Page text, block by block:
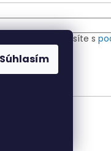
Súhlasím
e-mailu súhlasíte s
údajov